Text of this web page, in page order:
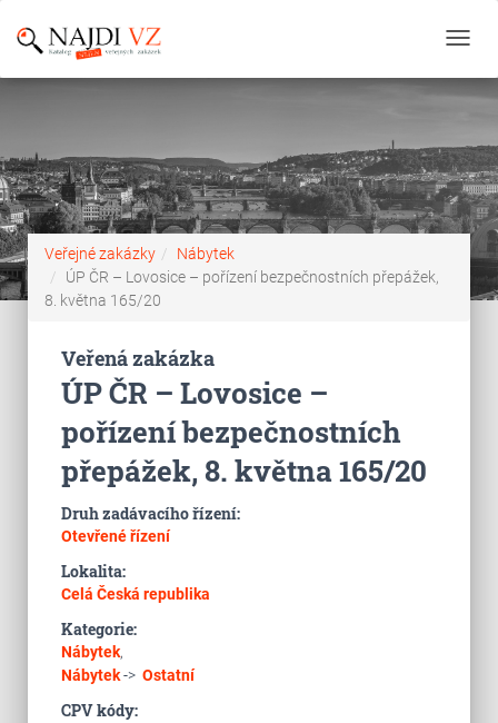
Veřejné zakázky
Nábytek
ÚP ČR – Lovosice – pořízení bezpečnostních přepážek,
8. května 165/20
Veřená zakázka
ÚP ČR – Lovosice –
pořízení bezpečnostních
přepážek, 8. května 165/20
Druh zadávacího řízení:
Otevřené řízení
Lokalita:
Celá Česká republika
Kategorie:
Nábytek,
Nábytek-> Ostatní
CPV kódy: